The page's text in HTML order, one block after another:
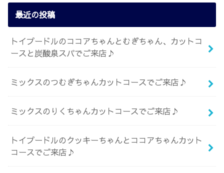
最近の投稿
トイプードルのココアちゃんとむぎちゃん、カットコ
ースと炭酸泉スパでご来店♪
ミックスのつむぎちゃんカットコースでご来店♪
ミックスのりくちゃんカットコースでご来店♪
トイプードルのクッキーちゃんとココアちゃんカット
コースでご来店♪